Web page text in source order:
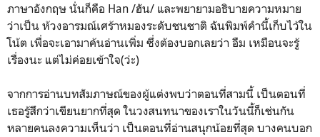
ภาษาอังกฤษ นั่นก็คือ Han /ฮัน/ และพยายามอธิบายความหมาย
ว่าเป็น ห้วงอารมณ์เศร้าหมองระดับชนชาติ ฉันพิมพ์คำนี้เก็บไว้ใน
โน้ต เพื่อจะเอามาค้นอ่านเพิ่ม ซึ่งต้องบอกเลยว่า อืม เหมือนจะรู้
เรื่องนะ แต่ไม่ค่อยเข้าใจ(ว่ะ)
จากการอ่านบทสัมภาษณ์ของผู้แต่งพบว่าตอนที่สามนี้ เป็นตอนที่
เธอรู้สึกว่าเขียนยากที่สุด ในวงสนทนาของเราในวันนี้ก็เช่นกัน
หลายคนลงความเห็นว่า เป็นตอนที่อ่านสนุกน้อยที่สุด บางคนบอก